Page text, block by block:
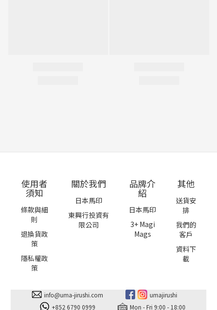
使用者
須知
條款與細
則
退換貨政
策
隱私權政
策
關於我們
日本馬印
東興行投資有
限公司
品牌介
紹
日本馬印
3+ Magi
Mags
其他
送貨安
排
我們的
客戶
資料下
載
info@uma-jirushi.com
+852 6790 0999
umajirushi
Mon - Fri 9:00 - 18:00